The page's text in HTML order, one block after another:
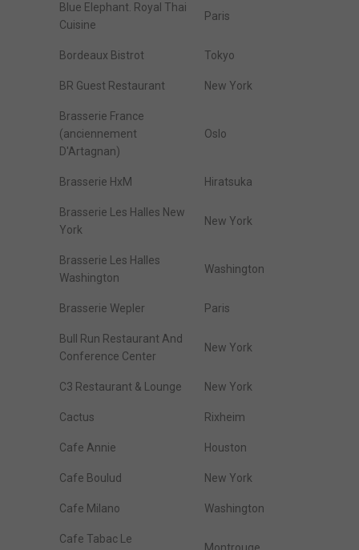
Blue Elephant. Royal Thai
Cuisine
Paris
Bordeaux Bistrot Tokyo
BR Guest Restaurant New York
Brasserie France
(anciennement
D'Artagnan)
Oslo
Brasserie HxM Hiratsuka
Brasserie Les Halles New
York
New York
Brasserie Les Halles
Washington
Washington
Brasserie Wepler Paris
Bull Run Restaurant And
Conference Center
New York
C3 Restaurant & Lounge New York
Cactus Rixheim
Cafe Annie Houston
Cafe Boulud New York
Cafe Milano Washington
Cafe Tabac Le